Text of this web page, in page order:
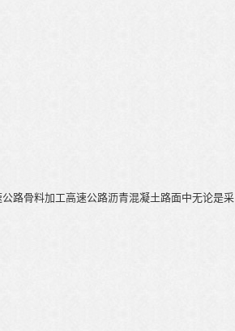
路骨料加工高速公路沥青混凝土路面中无论是采